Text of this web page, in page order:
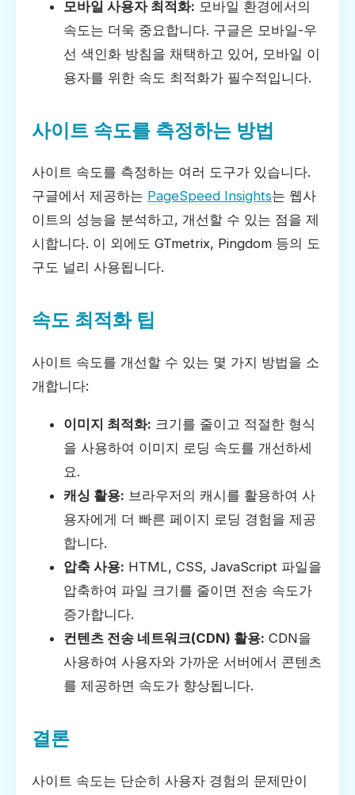
모바일 사용자 최적화: 모바일 환경에서의
속도는 더욱 중요합니다. 구글은 모바일-우
선 색인화 방침을 채택하고 있어, 모바일 이
용자를 위한 속도 최적화가 필수적입니다.
사이트 속도를 측정하는 방법
사이트 속도를 측정하는 여러 도구가 있습니다.
구글에서 제공하는 PageSpeed Insights는 웹사
이트의 성능을 분석하고, 개선할 수 있는 점을 제
시합니다. 이 외에도 GTmetrix, Pingdom 등의 도
구도 널리 사용됩니다.
속도 최적화 팁
사이트 속도를 개선할 수 있는 몇 가지 방법을 소
개합니다:
이미지 최적화: 크기를 줄이고 적절한 형식
을 사용하여 이미지 로딩 속도를 개선하세
요.
캐싱 활용: 브라우저의 캐시를 활용하여 사
용자에게 더 빠른 페이지 로딩 경험을 제공
합니다.
압축 사용: HTML, CSS, JavaScript 파일을
압축하여 파일 크기를 줄이면 전송 속도가
증가합니다.
컨텐츠 전송 네트워크(CDN) 활용: CDN을
사용하여 사용자와 가까운 서버에서 콘텐츠
를 제공하면 속도가 향상됩니다.
결론
사이트 속도는 단순히 사용자 경험의 문제만이